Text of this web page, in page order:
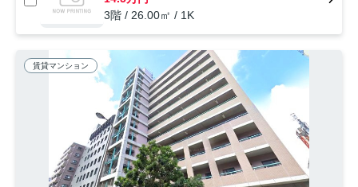
3階 / 26.00㎡ / 1K
賃貸マンション